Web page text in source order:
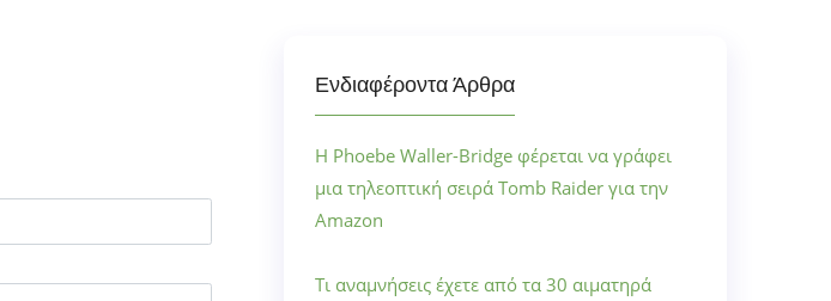
Ενδιαφέροντα Άρθρα
Η Phoebe Waller-Bridge φέρεται να γράφει
μια τηλεοπτική σειρά Tomb Raider για την
Amazon
Τι αναμνήσεις έχετε από τα 30 αιματηρά